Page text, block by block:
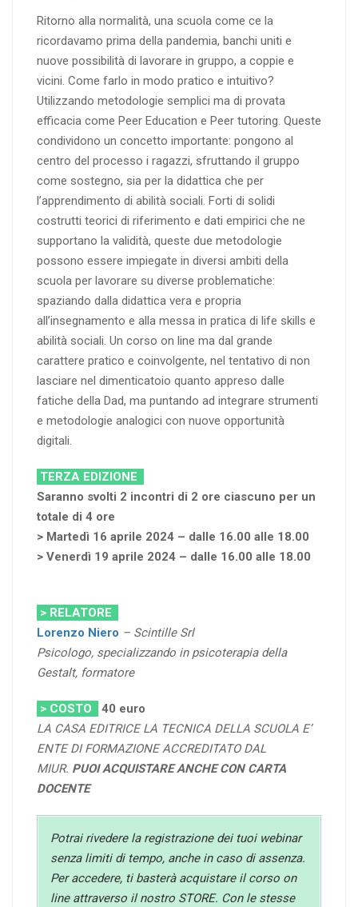
Ritorno alla normalità, una scuola come ce la
ricordavamo prima della pandemia, banchi uniti e
nuove possibilità di lavorare in gruppo, a coppie e
vicini. Come farlo in modo pratico e intuitivo?
Utilizzando metodologie semplici ma di provata
efficacia come Peer Education e Peer tutoring. Queste
condividono un concetto importante: pongono al
centro del processo i ragazzi, sfruttando il gruppo
come sostegno, sia per la didattica che per
l’apprendimento di abilità sociali. Forti di solidi
costrutti teorici di riferimento e dati empirici che ne
supportano la validità, queste due metodologie
possono essere impiegate in diversi ambiti della
scuola per lavorare su diverse problematiche:
spaziando dalla didattica vera e propria
all’insegnamento e alla messa in pratica di life skills e
abilità sociali. Un corso on line ma dal grande
carattere pratico e coinvolgente, nel tentativo di non
lasciare nel dimenticatoio quanto appreso dalle
fatiche della Dad, ma puntando ad integrare strumenti
e metodologie analogici con nuove opportunità
digitali.
TERZA EDIZIONE
Saranno svolti 2 incontri di 2 ore ciascuno per un
totale di 4 ore
> Martedì 16 aprile 2024 – dalle 16.00 alle 18.00
> Venerdì 19 aprile 2024 – dalle 16.00 alle 18.00
> RELATORE
Lorenzo Niero – Scintille Srl
Psicologo, specializzando in psicoterapia della
Gestalt, formatore
> COSTO 40 euro
LA CASA EDITRICE LA TECNICA DELLA SCUOLA E’
ENTE DI FORMAZIONE ACCREDITATO DAL
MIUR. PUOI ACQUISTARE ANCHE CON CARTA
DOCENTE
Potrai rivedere la registrazione dei tuoi webinar
senza limiti di tempo, anche in caso di assenza.
Per accedere, ti basterà acquistare il corso on
line attraverso il nostro STORE. Con le stesse